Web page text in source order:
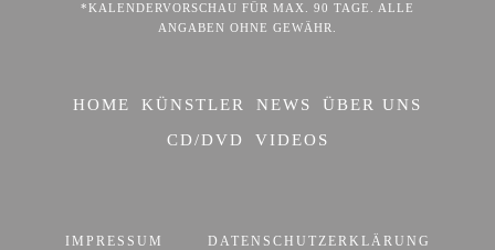
*KALENDERVORSCHAU FÜR MAX. 90 TAGE. ALLE
ANGABEN OHNE GEWÄHR.
HOME KÜNSTLER NEWS
ÜBER UNS
CD/DVD
VIDEOS
IMPRESSUM DATENSCHUTZERKLÄRUNG